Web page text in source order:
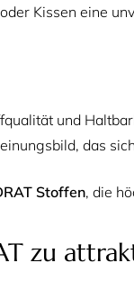
Kissen eine
und
das
Stoffen, die
zu